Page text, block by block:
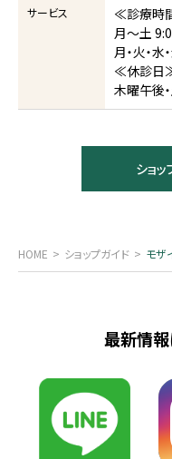
サービス
≪診療時
月～土
月・火・
≪休診日
木曜午後
ショ
HOME ショップガイド モザ
最新情報